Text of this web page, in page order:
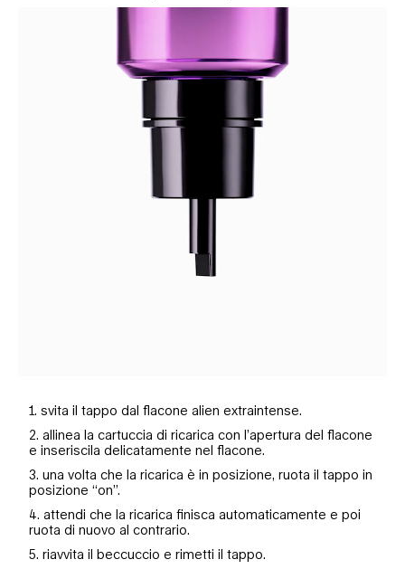
1. svita il tappo dal flacone alien extraintense.
2. allinea la cartuccia di ricarica con l’apertura del flacone
e inseriscila delicatamente nel flacone.
3. una volta che la ricarica è in posizione, ruota il tappo in
posizione “on”.
4. attendi che la ricarica finisca automaticamente e poi
ruota di nuovo al contrario.
5. riavvita il beccuccio e rimetti il tappo.